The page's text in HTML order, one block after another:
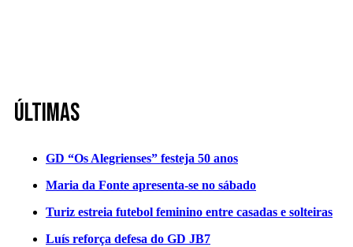
Últimas
GD “Os Alegrienses” festeja 50 anos
Maria da Fonte apresenta-se no sábado
Turiz estreia futebol feminino entre casadas e solteiras
Luís reforça defesa do GD JB7